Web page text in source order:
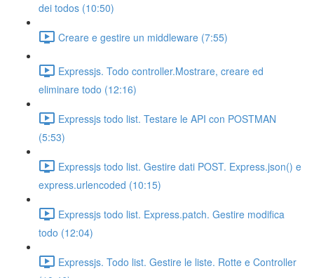
dei todos (10:50)
Creare e gestire un middleware (7:55)
Expressjs. Todo controller.Mostrare, creare ed
eliminare todo (12:16)
Expressjs todo list. Testare le API con POSTMAN
(5:53)
Expressjs todo list. Gestire dati POST. Express.json() e
express.urlencoded (10:15)
Expressjs todo list. Express.patch. Gestire modifica
todo (12:04)
Expressjs. Todo list. Gestire le liste. Rotte e Controller